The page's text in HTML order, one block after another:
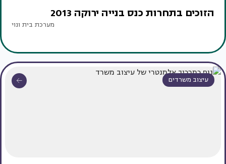
הזוכים בתחרות כנס בנייה ירוקה 2013
מערכת בית ונוי
עיצוב משרדים